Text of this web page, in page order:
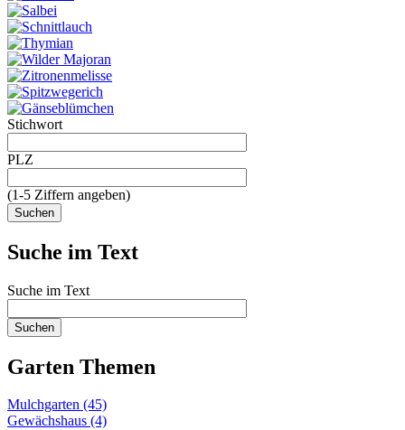
Stichwort
PLZ
(1-5 Ziffern angeben)
Suche im Text
Suche im Text
Garten Themen
Mulchgarten (45)
Gewächshaus (4)